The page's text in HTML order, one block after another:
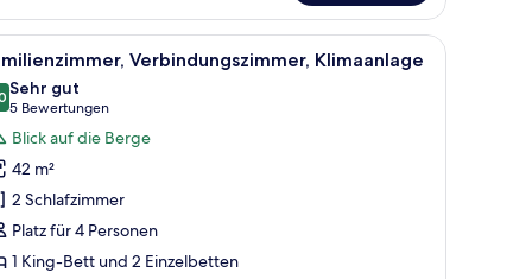
Zimmer
Schreibtisch mit Stuhl, einem Fernseher und einem Fenster mit Vorhängen.
Ein Hotelzimmer mit einem ordentlich
5 Verbindungszimmer, Klimaanlage
von 10
Sehr gut
5 Bewertungen
(5
Bewertungen)
Blick auf die Berge
42 m²
2 Schlafzimmer
Platz für 4 Personen
1 King-Bett und 2 Einzelbetten